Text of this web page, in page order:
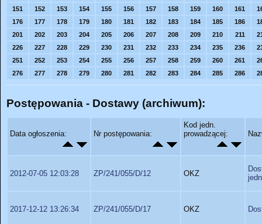
151
152 153 154 155 156 157 158 159 160 161
176
177 178 179 180 181 182 183 184 185 186
201
202 203 204 205 206 207 208 209 210 211
226
227 228 229 230 231 232 233 234 235 236
251
252 253 254 255 256 257 258 259 260 261
276
277 278 279 280 281 282 283 284 285 286
Postępowania - Dostawy (archiwum):
Data ogłoszenia: Nr postępowania:
Kod jedn.
prowadzącej:
2012-07-05 12:03:28 ZP/241/055/D/12 OKZ
2017-12-12 13:26:34 ZP/241/055/D/17 OKZ